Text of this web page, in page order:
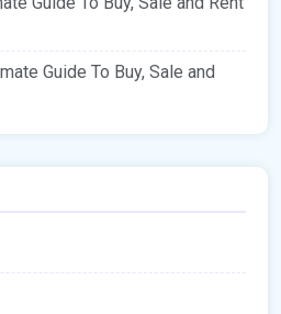
Guide To Buy, Sale and